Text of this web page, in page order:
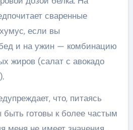
сваренные
если вы
и на ужин — комбинацию
жиров (салат с авокадо
что, питаясь
готовы к более частым